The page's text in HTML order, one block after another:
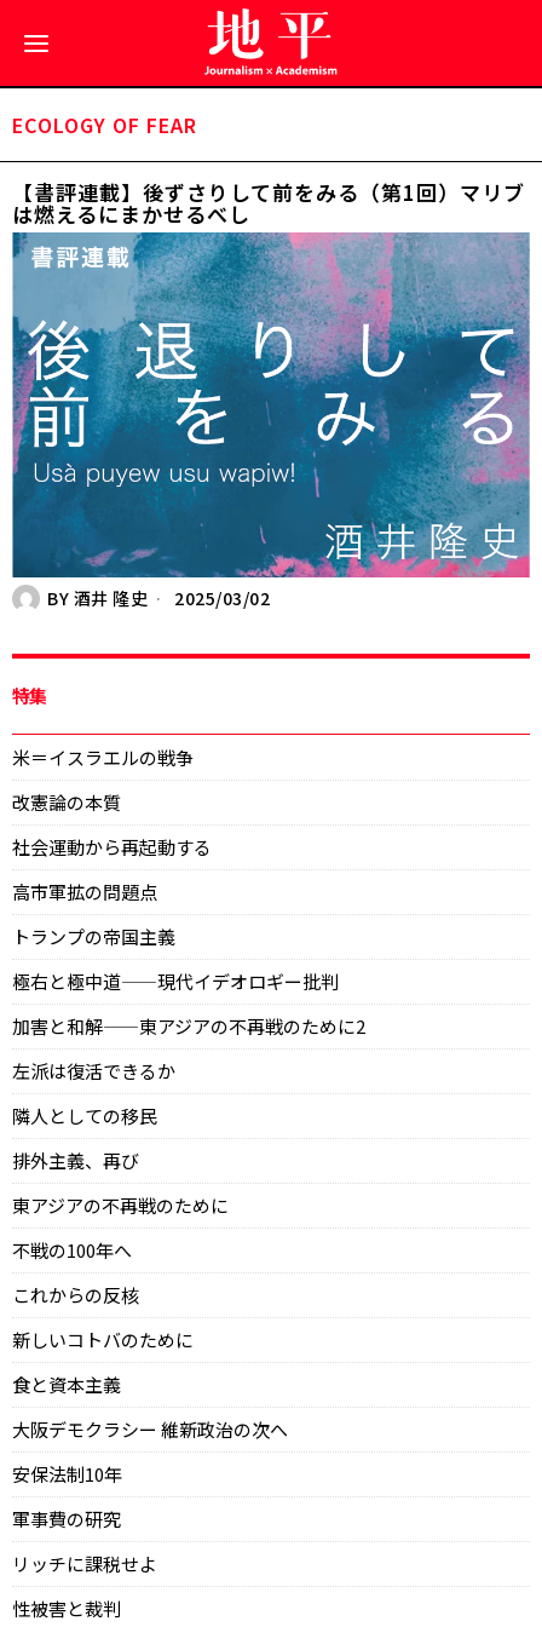
ECOLOGY OF FEAR
【書評連載】後ずさりして前をみる（第1回）マリブ
は燃えるにまかせるべし
BY 酒井 隆史 2025/03/02
特集
米＝イスラエルの戦争
改憲論の本質
社会運動から再起動する
高市軍拡の問題点
トランプの帝国主義
極右と極中道——現代イデオロギー批判
加害と和解——東アジアの不再戦のために2
左派は復活できるか
隣人としての移民
排外主義、再び
東アジアの不再戦のために
不戦の100年へ
これからの反核
新しいコトバのために
食と資本主義
大阪デモクラシー 維新政治の次へ
安保法制10年
軍事費の研究
リッチに課税せよ
性被害と裁判